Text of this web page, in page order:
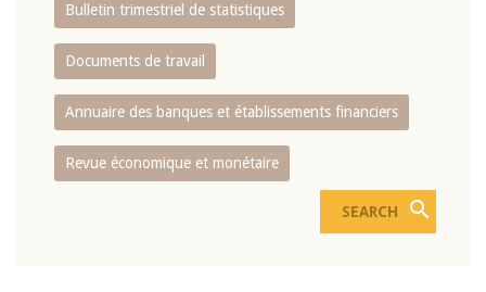
Bulletin trimestriel de statistiques
Documents de travail
Annuaire des banques et établissements financiers
Revue économique et monétaire